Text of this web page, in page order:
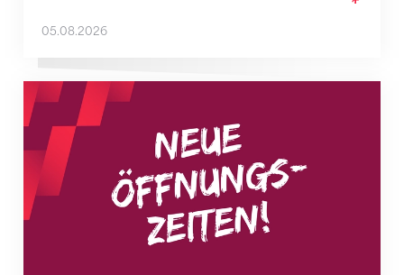
05.08.2026
Neue Empfangszeiten ab 1. August 2026